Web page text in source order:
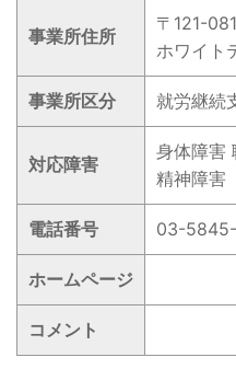
事業所住所
〒121-
ホワイト
事業所区分 就労継続
対応障害
身体障害
精神障害
電話番号 03-
ホームページ
コメント